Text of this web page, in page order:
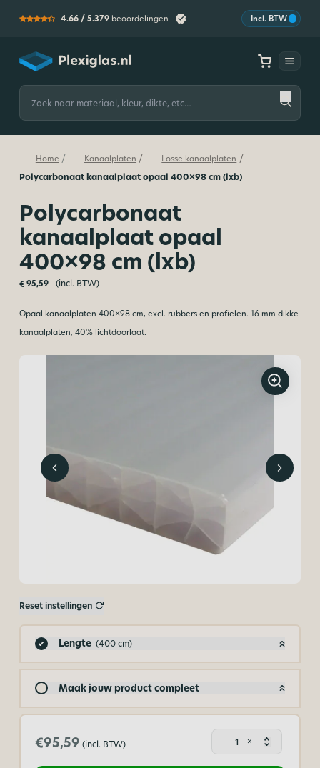
4.66 / 5.379 beoordelingen Incl. BTW
Plexiglas
Zoeken
naar:
Home / Kanaalplaten / Losse kanaalplaten /
Polycarbonaat kanaalplaat opaal 400×98 cm (lxb)
Polycarbonaat
kanaalplaat opaal
400×98 cm (lxb)
€95,59 (incl. BTW)
Opaal kanaalplaten 400×98 cm, excl. rubbers en profielen. 16 mm dikke
kanaalplaten, 40% lichtdoorlaat.
Reset instellingen
Lengte (400 cm)
Maak jouw product compleet
€95,59 (incl. BTW) ×